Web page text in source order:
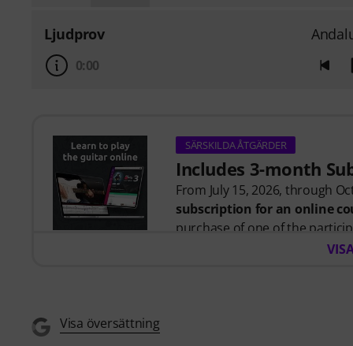
Ljudprov
0:00
SÄRSKILDA ÅTGÄRDER
Includes 3-month
From July 15, 2026, through
subscription for an online
purchase of one of the
After your order has been
Visa översättning